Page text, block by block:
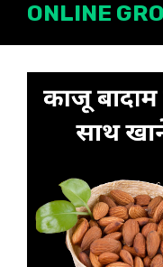
SkipONLINE